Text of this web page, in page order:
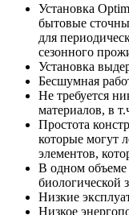
Установка
бытовые
для
сезонного
Установка
Бесшумная
Не требуется
материалов, в
Простота
которые могут
элементов,
В одном объеме
биологической
Низкие
Низкое